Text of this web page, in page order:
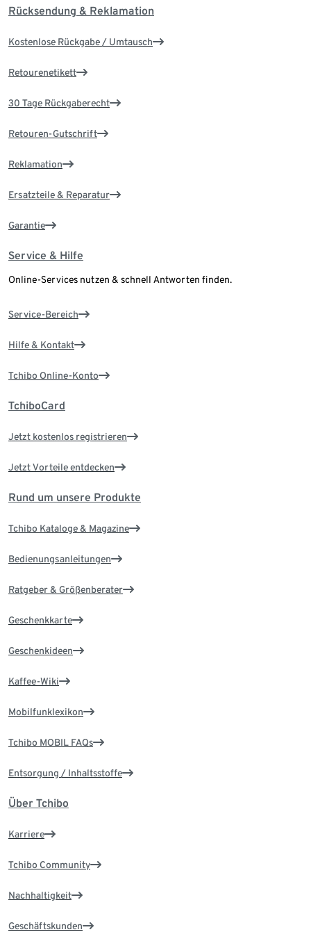
Rücksendung & Reklamation
Kostenlose Rückgabe / Umtausch
Retourenetikett
30 Tage Rückgaberecht
Retouren-Gutschrift
Reklamation
Ersatzteile & Reparatur
Garantie
Service & Hilfe
Online-Services nutzen & schnell Antworten finden.
Service-Bereich
Hilfe & Kontakt
Tchibo Online-Konto
TchiboCard
Jetzt kostenlos registrieren
Jetzt Vorteile entdecken
Rund um unsere Produkte
Tchibo Kataloge & Magazine
Bedienungsanleitungen
Ratgeber & Größenberater
Geschenkkarte
Geschenkideen
Kaffee-Wiki
Mobilfunklexikon
Tchibo MOBIL FAQs
Entsorgung / Inhaltsstoffe
Über Tchibo
Karriere
Tchibo Community
Nachhaltigkeit
Geschäftskunden